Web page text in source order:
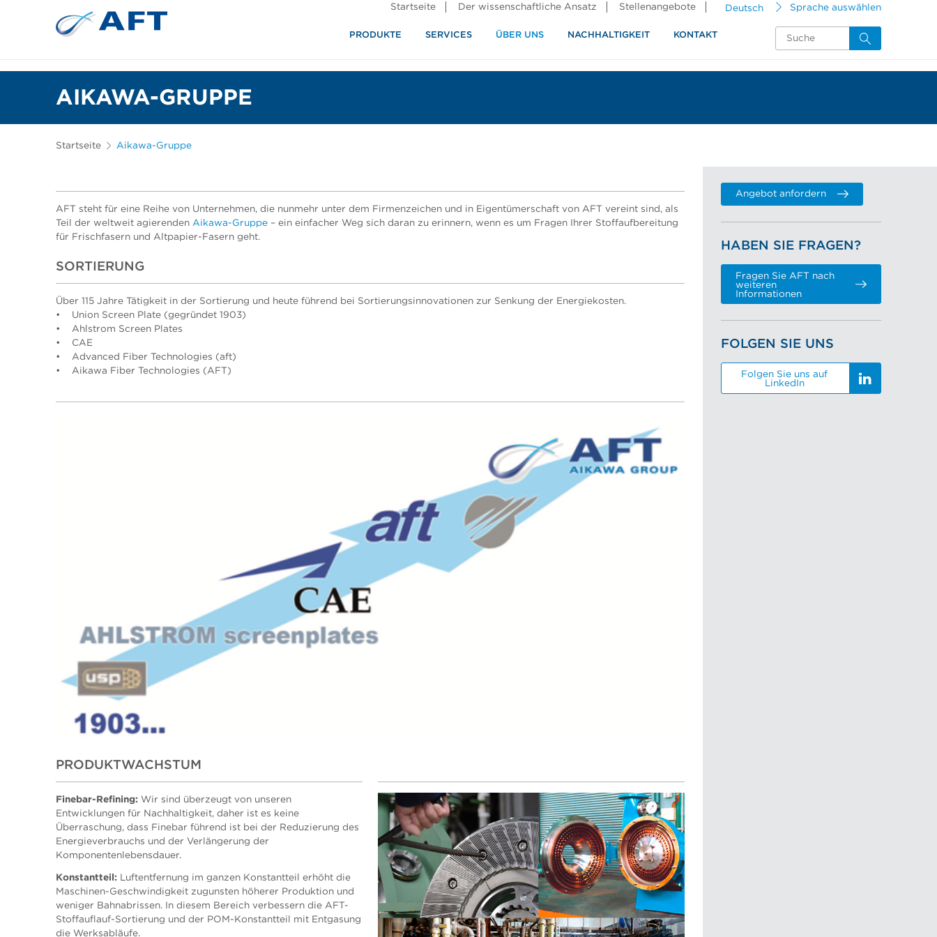
Deutsch Sprache auswählen
Startseite Der wissenschaftliche Ansatz Stellenangebote
PRODUKTE SERVICES ÜBER UNS NACHHALTIGKEIT KONTAKT
AIKAWA-GRUPPE
Startseite Aikawa-Gruppe
AFT steht für eine Reihe von Unternehmen, die nunmehr unter dem Firmenzeichen und in Eigentümerschaft von AFT vereint sind, als
Teil der weltweit agierenden Aikawa-Gruppe – ein einfacher Weg sich daran zu erinnern, wenn es um Fragen Ihrer Stoffaufbereitung
für Frischfasern und Altpapier-Fasern geht.
SORTIERUNG
Über 115 Jahre Tätigkeit in der Sortierung und heute führend bei Sortierungsinnovationen zur Senkung der Energiekosten.
• Union Screen Plate (gegründet 1903)
• Ahlstrom Screen Plates
• CAE
• Advanced Fiber Technologies (aft)
• Aikawa Fiber Technologies (AFT)
PRODUKTWACHSTUM
Finebar-Refining: Wir sind überzeugt von unseren
Entwicklungen für Nachhaltigkeit, daher ist es keine
Überraschung, dass Finebar führend ist bei der Reduzierung des
Energieverbrauchs und der Verlängerung der
Komponentenlebensdauer.
Konstantteil: Luftentfernung im ganzen Konstantteil erhöht die
Maschinen-Geschwindigkeit zugunsten höherer Produktion und
weniger Bahnabrissen. In diesem Bereich verbessern die AFT-
Stoffauflauf-Sortierung und der POM-Konstantteil mit Entgasung
die Werksabläufe.
Angebot anfordern
HABEN SIE FRAGEN?
Fragen Sie AFT nach
weiteren
Informationen
FOLGEN SIE UNS
Folgen Sie uns auf
LinkedIn